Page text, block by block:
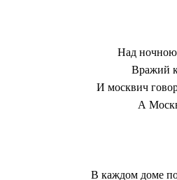
Над ночною
Вражий
И москвич
А
В каждом доме